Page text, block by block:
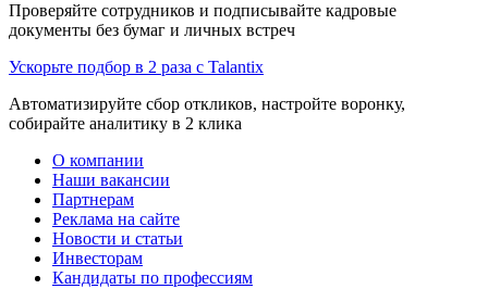
Проверяйте сотрудников и подписывайте кадровые
документы без бумаг и личных встреч
Ускорьте подбор в 2 раза с Talantix
Автоматизируйте сбор откликов, настройте воронку,
собирайте аналитику в 2 клика
О компании
Наши вакансии
Партнерам
Реклама на сайте
Новости и статьи
Инвесторам
Кандидаты по профессиям